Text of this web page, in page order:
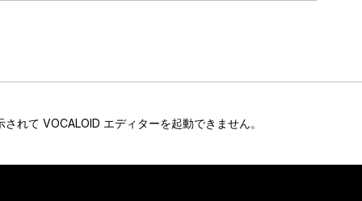
れて VOCALOID エディターを起動できません。